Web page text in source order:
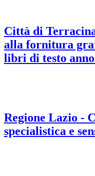
Città di
alla fornitura
libri di testo anno
Regione Lazio -
specialistica e